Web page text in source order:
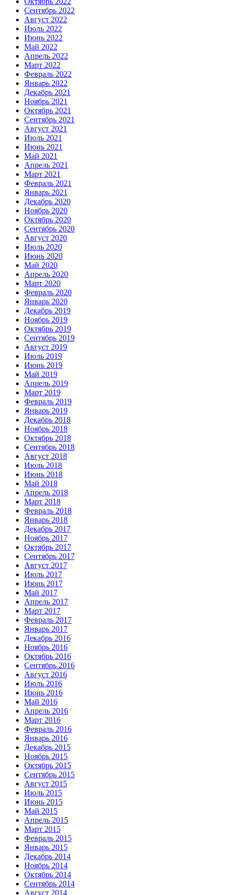
Сентябрь 2022
Август 2022
Июль 2022
Июнь 2022
Май 2022
Апрель 2022
Март 2022
Февраль 2022
Январь 2022
Декабрь 2021
Ноябрь 2021
Октябрь 2021
Сентябрь 2021
Август 2021
Июль 2021
Июнь 2021
Май 2021
Апрель 2021
Март 2021
Февраль 2021
Январь 2021
Декабрь 2020
Ноябрь 2020
Октябрь 2020
Сентябрь 2020
Август 2020
Июль 2020
Июнь 2020
Май 2020
Апрель 2020
Март 2020
Февраль 2020
Январь 2020
Декабрь 2019
Ноябрь 2019
Октябрь 2019
Сентябрь 2019
Август 2019
Июль 2019
Июнь 2019
Май 2019
Апрель 2019
Март 2019
Февраль 2019
Январь 2019
Декабрь 2018
Ноябрь 2018
Октябрь 2018
Сентябрь 2018
Август 2018
Июль 2018
Июнь 2018
Май 2018
Апрель 2018
Март 2018
Февраль 2018
Январь 2018
Декабрь 2017
Ноябрь 2017
Октябрь 2017
Сентябрь 2017
Август 2017
Июль 2017
Июнь 2017
Май 2017
Апрель 2017
Март 2017
Февраль 2017
Январь 2017
Декабрь 2016
Ноябрь 2016
Октябрь 2016
Сентябрь 2016
Август 2016
Июль 2016
Июнь 2016
Май 2016
Апрель 2016
Март 2016
Февраль 2016
Январь 2016
Декабрь 2015
Ноябрь 2015
Октябрь 2015
Сентябрь 2015
Август 2015
Июль 2015
Июнь 2015
Май 2015
Апрель 2015
Март 2015
Февраль 2015
Январь 2015
Декабрь 2014
Ноябрь 2014
Октябрь 2014
Сентябрь 2014
Август 2014